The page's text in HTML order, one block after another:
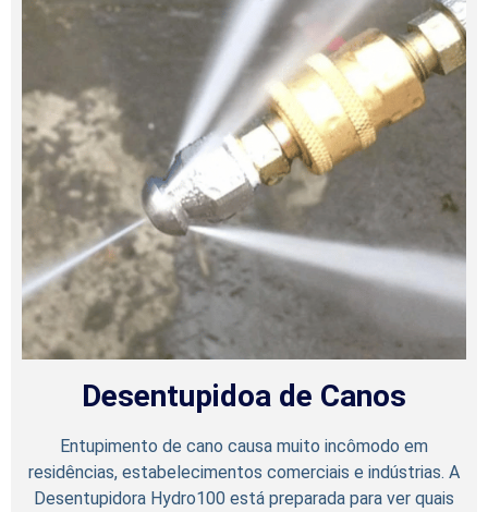
Desentupidoa de Canos
Entupimento de cano causa muito incômodo em
residências, estabelecimentos comerciais e indústrias. A
Desentupidora Hydro100 está preparada para ver quais